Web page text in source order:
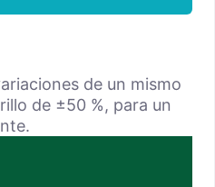
de un mismo
de ±50 %, para un